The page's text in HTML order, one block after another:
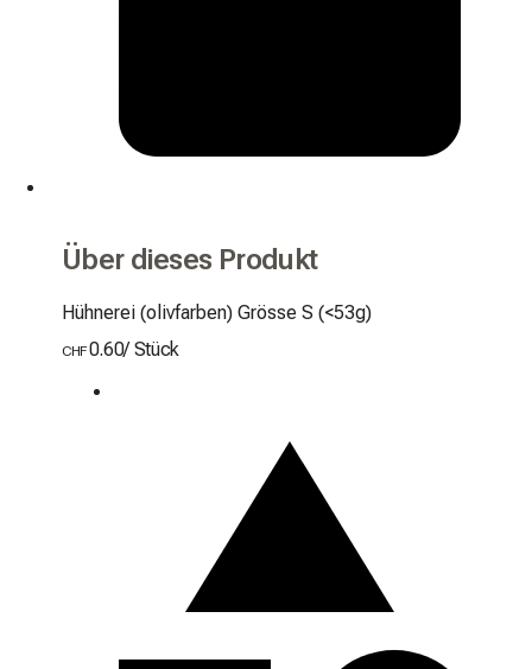
Über dieses Produkt
Hühnerei (olivfarben) Grösse S (<53g)
CHF0.60/ Stück